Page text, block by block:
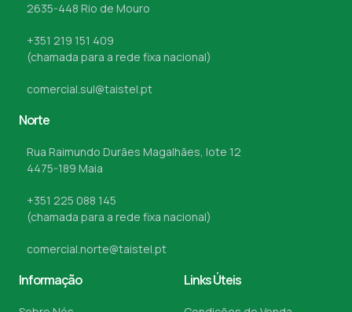
2635-448 Rio de Mouro
+351 219 151 409
(chamada para a rede fixa nacional)
comercial.sul@taistel.pt
Norte
Rua Raimundo Durães Magalhães, lote 12
4475-189 Maia
+351 225 088 145
(chamada para a rede fixa nacional)
comercial.norte@taistel.pt
Informação Links Úteis